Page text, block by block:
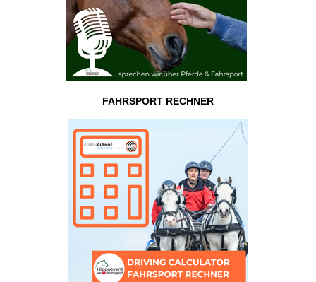
FAHRSPORT RECHNER